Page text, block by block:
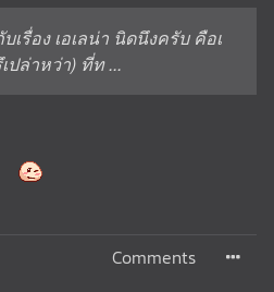
เรื่อง เอเลน่า นิดนึงครับ คือเ
ปล่าหว่า) ที่ท ...
Comments